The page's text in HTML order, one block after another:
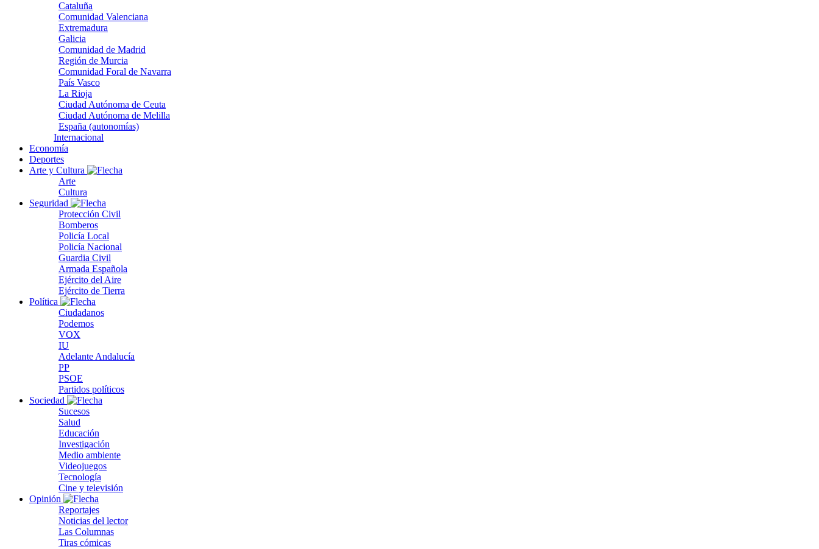
Cataluña
Comunidad Valenciana
Extremadura
Galicia
Comunidad de Madrid
Región de Murcia
Comunidad Foral de Navarra
País Vasco
La Rioja
Ciudad Autónoma de Ceuta
Ciudad Autónoma de Melilla
España (autonomías)
Internacional
Economía
Deportes
Arte y Cultura
Arte
Cultura
Seguridad
Protección Civil
Bomberos
Policía Local
Policía Nacional
Guardia Civil
Armada Española
Ejército del Aire
Ejército de Tierra
Política
Ciudadanos
Podemos
VOX
IU
Adelante Andalucía
PP
PSOE
Partidos políticos
Sociedad
Sucesos
Salud
Educación
Investigación
Medio ambiente
Videojuegos
Tecnología
Cine y televisión
Opinión
Reportajes
Noticias del lector
Las Columnas
Tiras cómicas